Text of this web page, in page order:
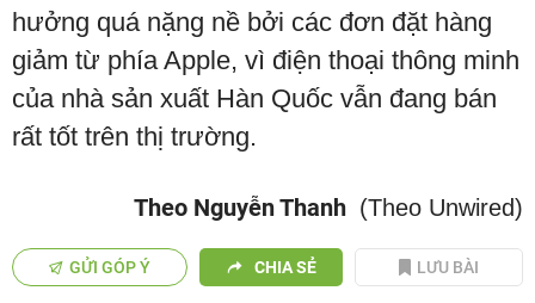
hưởng quá nặng nề bởi các đơn đặt hàng
giảm từ phía Apple, vì điện thoại thông minh
của nhà sản xuất Hàn Quốc vẫn đang bán
rất tốt trên thị trường.
Theo Nguyễn Thanh (Theo Unwired)
GỬI GÓP Ý CHIA SẺ LƯU BÀI